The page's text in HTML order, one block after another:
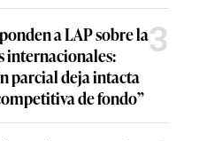
a LAP sobre la
internacionales:
parcial deja intacta
de fondo”
3